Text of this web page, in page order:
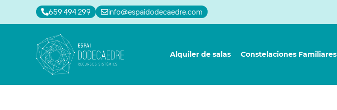
659 494 299 info@espaidodecaedre.com
Alquiler de salas Constelaciones Familiares